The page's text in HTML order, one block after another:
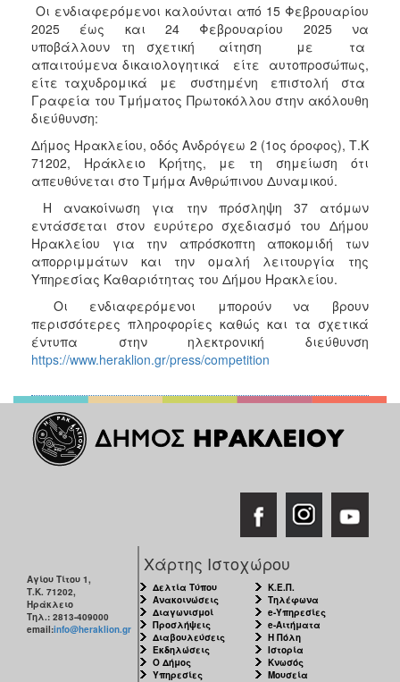
ΠΟΛΙΤΙΣΜΟΣ
ΑΝΘΕΚΤΙΚΗ
ΠΟΛΗ
Οι ενδιαφερόμενοι καλούνται από 15 Φεβρουαρίου
2025 έως και 24 Φεβρουαρίου 2025 να
υποβάλλουν τη σχετική αίτηση με τα
απαιτούμενα δικαιολογητικά είτε αυτοπροσώπως,
είτε ταχυδρομικά με συστημένη επιστολή στα
Γραφεία του Τμήματος Πρωτοκόλλου στην ακόλουθη
διεύθυνση:
Δήμος Ηρακλείου, οδός Ανδρόγεω 2 (1ος όροφος), Τ.Κ
71202, Ηράκλειο Κρήτης, με τη σημείωση ότι
απευθύνεται στο Τμήμα Ανθρώπινου Δυναμικού.
Η ανακοίνωση για την πρόσληψη 37 ατόμων
εντάσσεται στον ευρύτερο σχεδιασμό του Δήμου
Ηρακλείου για την απρόσκοπτη αποκομιδή των
απορριμμάτων και την ομαλή λειτουργία της
Υπηρεσίας Καθαριότητας του Δήμου Ηρακλείου.
Οι ενδιαφερόμενοι μπορούν να βρουν
περισσότερες πληροφορίες καθώς και τα σχετικά
έντυπα στην ηλεκτρονική διεύθυνση
https://www.heraklion.gr/press/competition
Αγίου Τίτου 1,
Τ.Κ. 71202,
Ηράκλειο
Τηλ.: 2813-409000
email:info@heraklion.gr
Χάρτης Ιστοχώρου
Δελτία Τύπου
Ανακοινώσεις
Διαγωνισμοί
Προσλήψεις
Διαβουλεύσεις
Εκδηλώσεις
Ο Δήμος
Υπηρεσίες
Κ.Ε.Π.
Τηλέφωνα
e-Υπηρεσίες
e-Αιτήματα
Η Πόλη
Ιστορία
Κνωσός
Μουσεία